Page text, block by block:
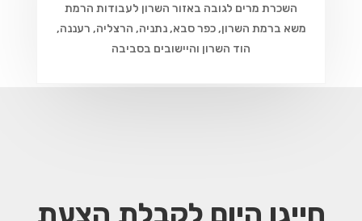
השכרת מרים לגובה באזור השרון לעבודות הרמת
משא ברמת השרון, כפר סבא, נתניה, הרצליה, רעננה,
הוד השרון והיישובים בסביבה
חייגו היום לקבלת הצעת